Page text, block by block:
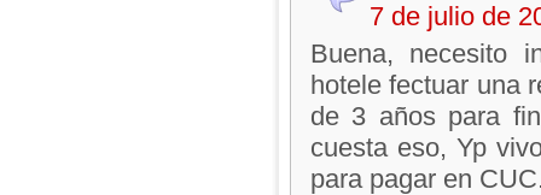
7 de julio de
Buena, necesito
hotele fectuar una
de 3 años para
cuesta eso, Yp
para pagar en